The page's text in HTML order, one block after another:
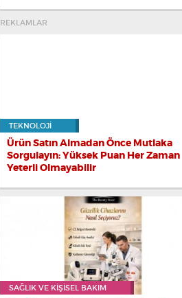
REKLAMLAR
TEKNOLOJI
Ürün Satın Almadan Önce Mutlaka
Sorgulayın: Yüksek Puan Her Zaman
Yeterli Olmayabilir
SAĞLIK VE KIŞISEL BAKIM